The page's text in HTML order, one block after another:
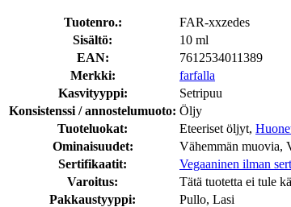
Tuotenro.:
FAR-xxzedes
Sisältö:
10 ml
EAN:
7612534011389
Merkki:
farfalla
Kasvityyppi:
Setripuu
Konsistenssi / annostelumuoto: Öljy
Tuoteluokat:
Eteeriset öljyt,
Ominaisuudet:
Vähemmän muovia,
Sertifikaatit:
Vegaaninen ilman
Varoitus:
Tätä tuotetta ei tule
Pakkaustyyppi:
Pullo, Lasi